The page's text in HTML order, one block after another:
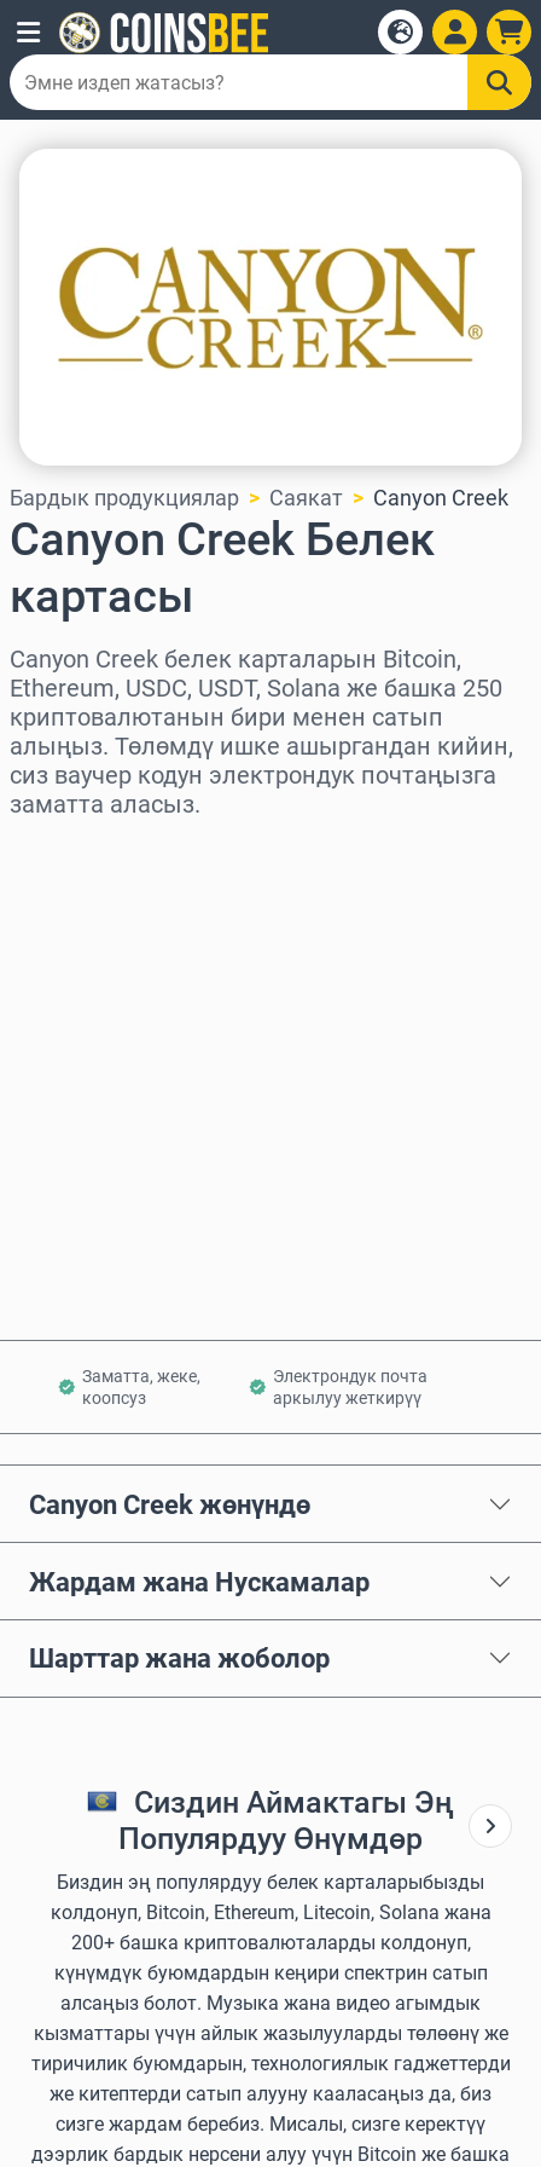
Бардык продукциялар Саякат Canyon Creek
Canyon Creek Белек
картасы
Canyon Creek белек карталарын Bitcoin,
Ethereum, USDC, USDT, Solana же башка 250
криптовалютанын бири менен сатып
алыңыз. Төлөмдү ишке ашыргандан кийин,
сиз ваучер кодун электрондук почтаңызга
заматта аласыз.
Заматта, жеке,
коопсуз
Электрондук почта
аркылуу жеткирүү
Canyon Creek жөнүндө
Жардам жана Нускамалар
Шарттар жана жоболор
Сиздин Аймактагы Эң
Популярдуу Өнүмдөр
Биздин эң популярдуу белек карталарыбызды
колдонуп, Bitcoin, Ethereum, Litecoin, Solana жана
200+ башка криптовалюталарды колдонуп,
күнүмдүк буюмдардын кеңири спектрин сатып
алсаңыз болот. Музыка жана видео агымдык
кызматтары үчүн айлык жазылууларды төлөөнү же
тиричилик буюмдарын, технологиялык гаджеттерди
же китептерди сатып алууну кааласаңыз да, биз
сизге жардам беребиз. Мисалы, сизге керектүү
дээрлик бардык нерсени алуу үчүн Bitcoin же башка